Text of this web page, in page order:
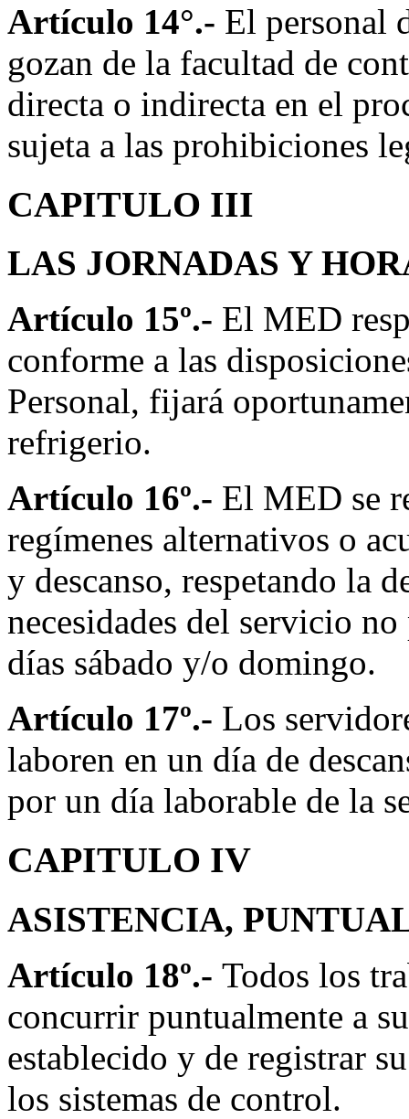
Artículo 14°.- El personal
gozan de la facultad de
directa o indirecta en el
sujeta a las prohibiciones
CAPITULO III
LAS JORNADAS Y
Artículo 15º.- El MED
conforme a las
Personal, fijará
refrigerio.
Artículo 16º.- El MED se
regímenes alternativos o
y descanso, respetando la
necesidades del servicio
días sábado y/o domingo.
Artículo 17º.- Los
laboren en un día de
por un día laborable de la
CAPITULO IV
ASISTENCIA,
Artículo 18º.- Todos los
concurrir puntualmente a
establecido y de registrar
los sistemas de control.